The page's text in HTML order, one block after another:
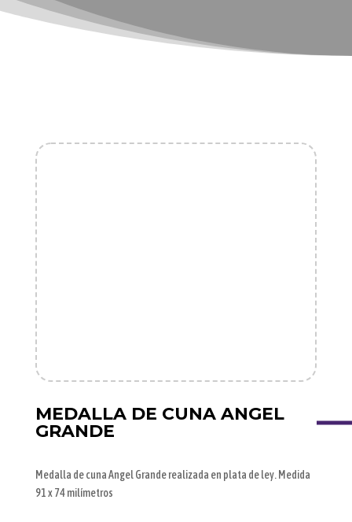
MEDALLA DE CUNA ANGEL
GRANDE
Medalla de cuna Angel Grande realizada en plata de ley. Medida
91 x 74 milímetros